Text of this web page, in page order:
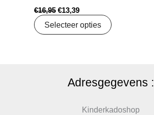
€16,95 €13,39
Selecteer opties
Adresgegevens :
Kinderkadoshop